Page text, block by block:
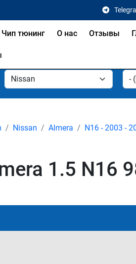
Чип тюнинг О нас Отзывы
Nissan Almera N16 - 2003 -
1.5 N16